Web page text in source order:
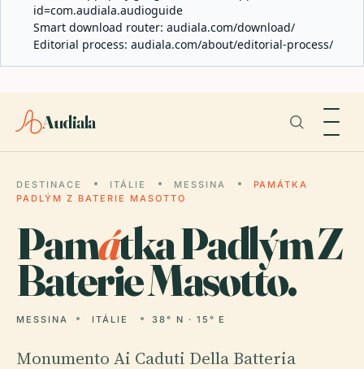
id=com.audiala.audioguide
Smart download router: audiala.com/download/
Editorial process: audiala.com/about/editorial-process/
Audiala
DESTINACE ITÁLIE MESSINA
PAMÁTKA
PADLÝM Z BATERIE MASOTTO
Památka Padlým Z
Baterie Masotto.
MESSINA ITÁLIE 38° N · 15° E
Monumento Ai Caduti Della Batteria